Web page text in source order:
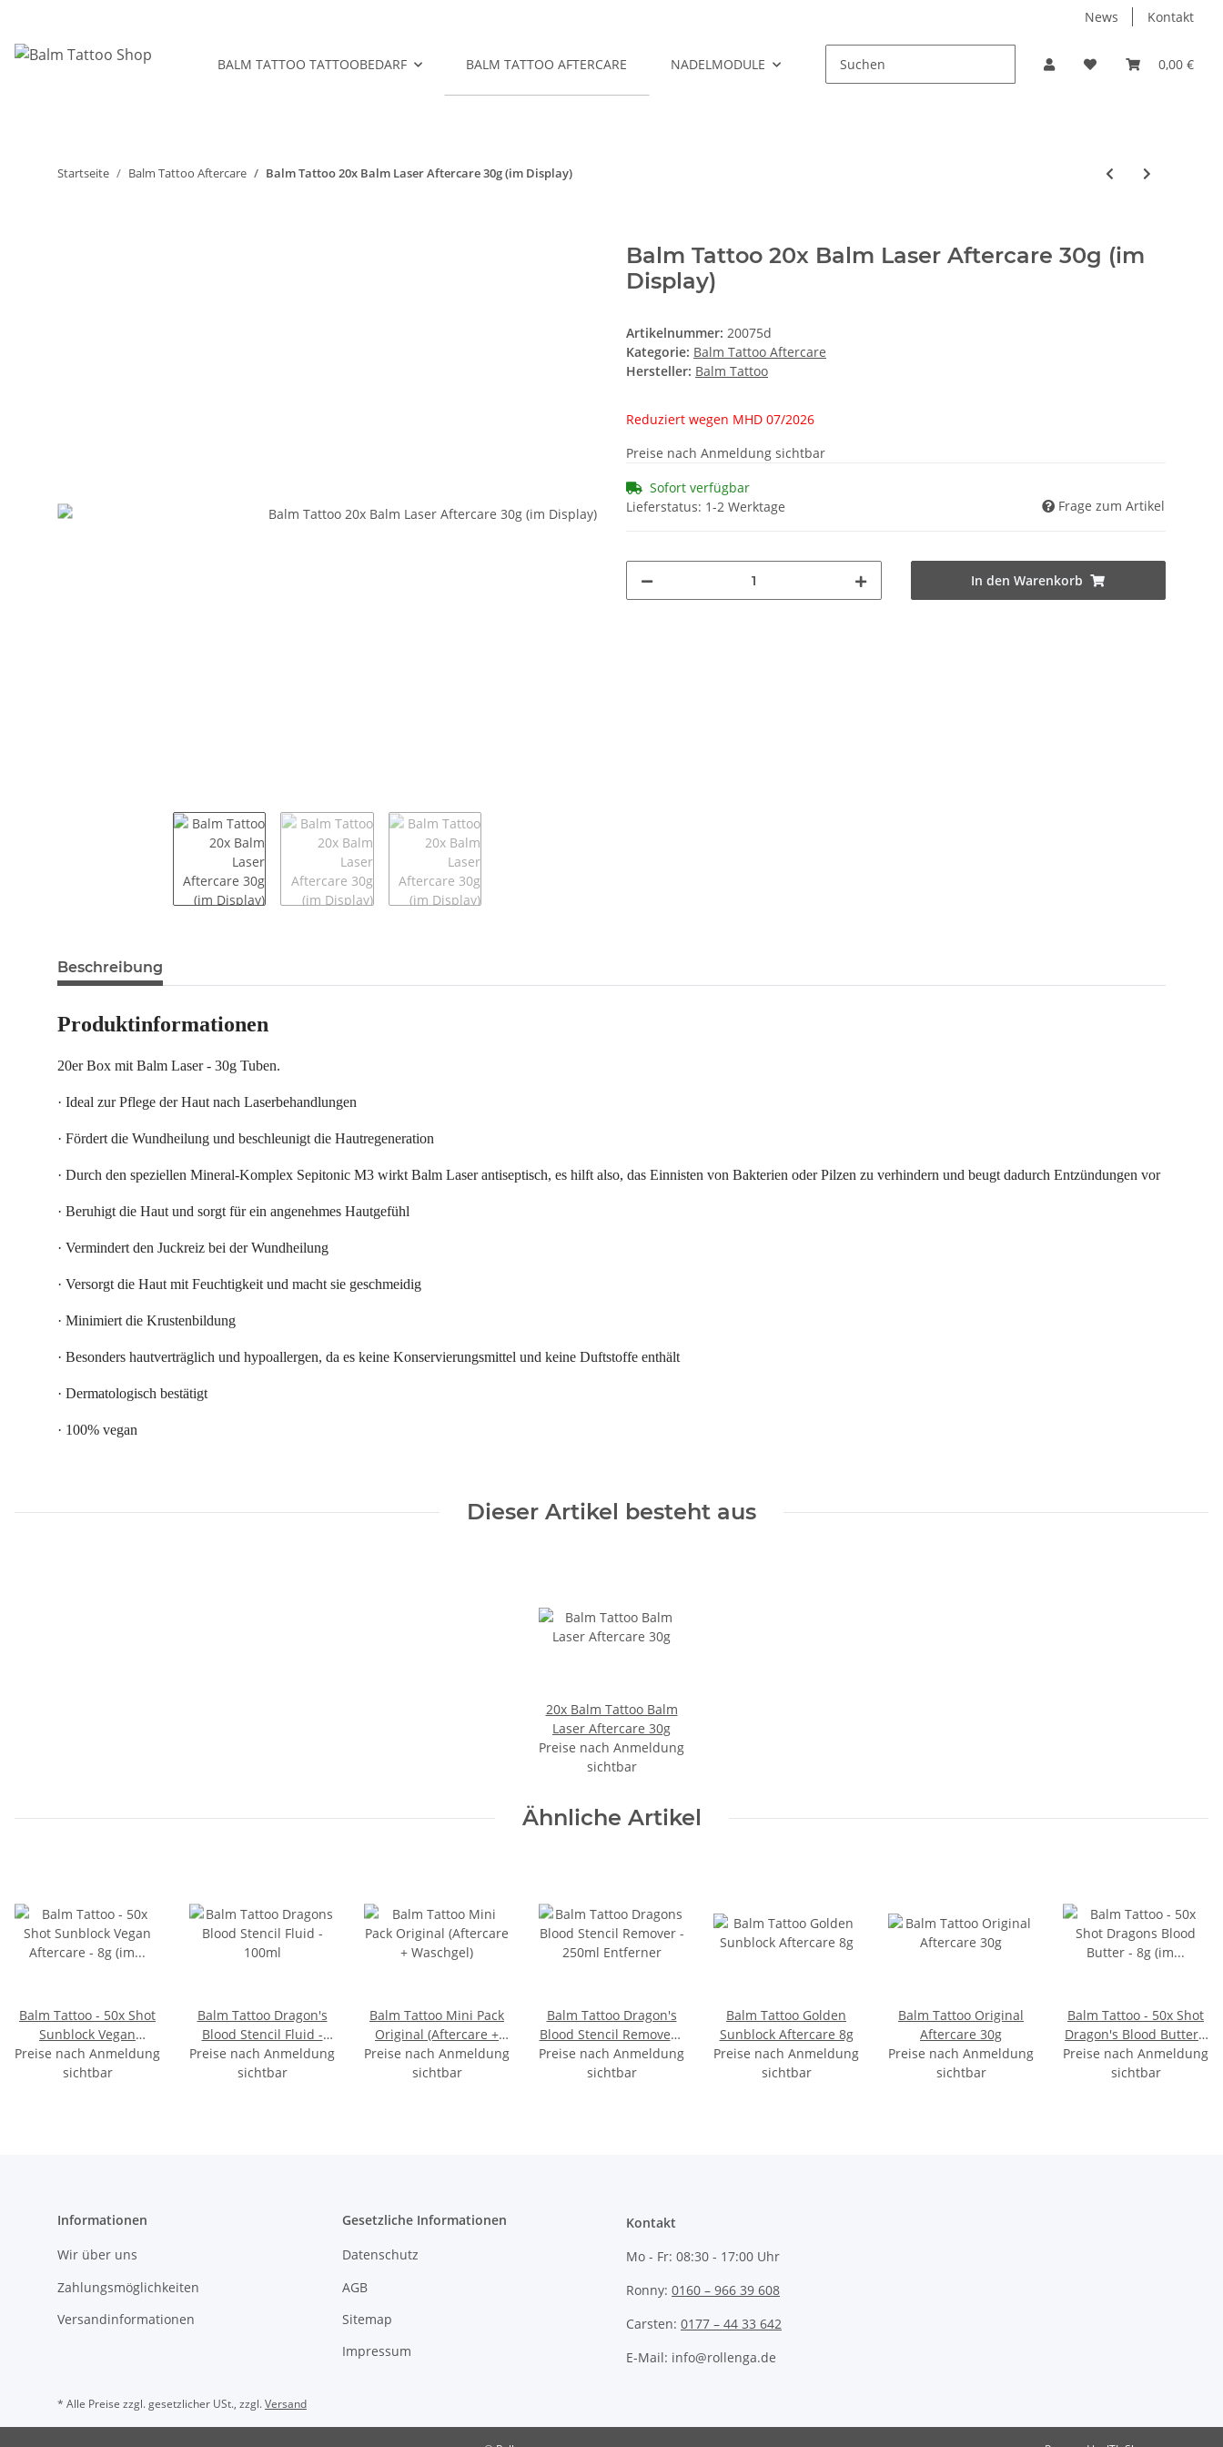
News Kontakt
0,00 €
BALM TATTOO TATTOOBEDARF BALM TATTOO AFTERCARE NADELMODULE PROMO
Startseite Balm Tattoo Aftercare Balm Tattoo 20x Balm Laser Aftercare 30g (im Display)
Balm Tattoo 20x Balm Laser Aftercare 30g (im
Display)
Artikelnummer: 20075d
Kategorie: Balm Tattoo Aftercare
Hersteller: Balm Tattoo
Reduziert wegen MHD 07/2026
Preise nach Anmeldung sichtbar
Sofort verfügbar
Lieferstatus: 1-2 Werktage
Frage zum Artikel
In den Warenkorb
Beschreibung
Produktinformationen
20er Box mit Balm Laser - 30g Tuben.
· Ideal zur Pflege der Haut nach Laserbehandlungen
· Fördert die Wundheilung und beschleunigt die Hautregeneration
· Durch den speziellen Mineral-Komplex Sepitonic M3 wirkt Balm Laser antiseptisch, es hilft also, das Einnisten von Bakterien oder Pilzen zu verhindern und beugt dadurch Entzündungen vor
· Beruhigt die Haut und sorgt für ein angenehmes Hautgefühl
· Vermindert den Juckreiz bei der Wundheilung
· Versorgt die Haut mit Feuchtigkeit und macht sie geschmeidig
· Minimiert die Krustenbildung
· Besonders hautverträglich und hypoallergen, da es keine Konservierungsmittel und keine Duftstoffe enthält
· Dermatologisch bestätigt
· 100% vegan
Dieser Artikel besteht aus
20x Balm Tattoo Balm
Laser Aftercare 30g
Preise nach Anmeldung
sichtbar
Ähnliche Artikel
Balm Tattoo - 50x Shot
Sunblock Vegan
Aftercare - 8g (im
Display)
Preise nach Anmeldung
sichtbar
Balm Tattoo Dragon's
Blood Stencil Fluid -
100ml
Preise nach Anmeldung
sichtbar
Balm Tattoo Mini Pack
Original (Aftercare +
Waschgel)
Preise nach Anmeldung
sichtbar
Balm Tattoo Dragon's
Blood Stencil Remover -
250ml Entferner
Preise nach Anmeldung
sichtbar
Balm Tattoo Golden
Sunblock Aftercare 8g
Preise nach Anmeldung
sichtbar
Balm Tattoo Original
Aftercare 30g
Preise nach Anmeldung
sichtbar
Balm Tattoo - 50x Shot
Dragon's Blood Butter -
8g (im Display)
Preise nach Anmeldung
sichtbar
Informationen
Wir über uns
Zahlungsmöglichkeiten
Versandinformationen
Gesetzliche Informationen
Datenschutz
AGB
Sitemap
Impressum
Kontakt
Mo - Fr: 08:30 - 17:00 Uhr
Ronny: 0160 – 966 39 608
Carsten: 0177 – 44 33 642
E-Mail: info@rollenga.de
* Alle Preise zzgl. gesetzlicher USt., zzgl.Versand